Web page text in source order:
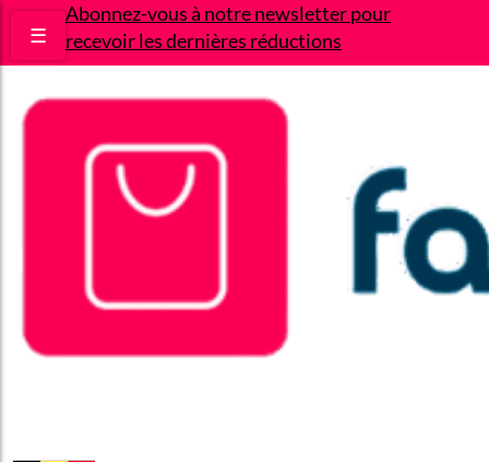
Abonnez-vous à notre newsletter pour
recevoir les dernières réductions
☰